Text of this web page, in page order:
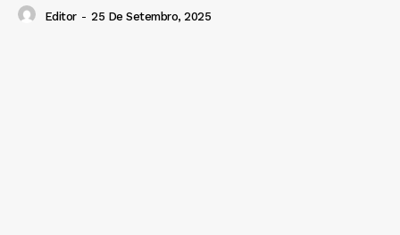
Editor - 25 De Setembro, 2025